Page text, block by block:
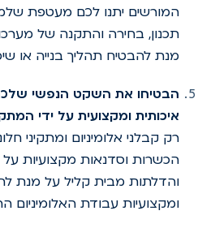
המורשים יתנו לכם מעטפת שלמה
תכנון, בחירה והתקנה של
מנת להבטיח תהליך בנייה או
הבטיחו את השקט הנפשי שלכם
איכותית ומקצועית על ידי
רק קבלני אלומיניום ומתקיני
הכשרות וסדנאות מקצועיות על
והדלתות מבית קליל על מנת
ומקצועיות עבודת האלומיניום